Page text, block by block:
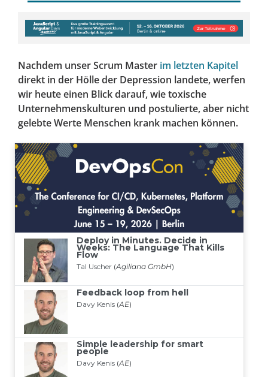
Nachdem unser Scrum Master im letzten Kapitel
direkt in der Hölle der Depression landete, werfen
wir heute einen Blick darauf, wie toxische
Unternehmenskulturen und postulierte, aber nicht
gelebte Werte Menschen krank machen können.